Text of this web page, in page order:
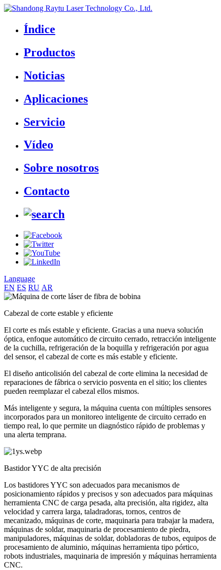
Índice
Productos
Noticias
Aplicaciones
Servicio
Vídeo
Sobre nosotros
Contacto
Language
EN ES RU AR
Cabezal de corte estable y eficiente
El corte es más estable y eficiente. Gracias a una nueva solución
óptica, enfoque automático de circuito cerrado, retracción inteligente
de la cuchilla, refrigeración de la boquilla y refrigeración por agua
del sensor, el cabezal de corte es más estable y eficiente.
El diseño anticolisión del cabezal de corte elimina la necesidad de
reparaciones de fábrica o servicio posventa en el sitio; los clientes
pueden reemplazar el cabezal ellos mismos.
Más inteligente y segura, la máquina cuenta con múltiples sensores
incorporados para un monitoreo inteligente de circuito cerrado en
tiempo real, lo que permite un diagnóstico rápido de problemas y
una alerta temprana.
Bastidor YYC de alta precisión
Los bastidores YYC son adecuados para mecanismos de
posicionamiento rápidos y precisos y son adecuados para máquinas
herramienta CNC de carga pesada, alta precisión, alta rigidez, alta
velocidad y carrera larga, taladradoras, tornos, centros de
mecanizado, máquinas de corte, maquinaria para trabajar la madera,
máquinas de soldar, maquinaria de procesamiento de piedra,
manipuladores, máquinas de soldar, dobladoras de tubos, equipos de
procesamiento de aluminio, máquinas herramienta tipo pórtico,
robots industriales, maquinaria de impresión y máquinas herramienta
CNC.